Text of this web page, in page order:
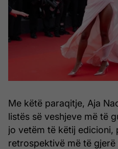
Me këtë paraqitje, Aja
listës së veshjeve më të
jo vetëm të këtij edicioni,
retrospektivë më të